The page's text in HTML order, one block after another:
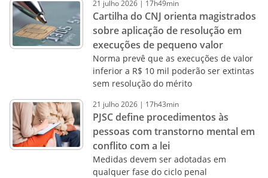
21 julho2026 | 17h49min
Cartilha do CNJ orienta magistrados
sobre aplicação de resolução em
execuções de pequeno valor
Norma prevê que as execuções de valor
inferior a R$ 10 mil poderão ser extintas
sem resolução do mérito
21 julho2026 | 17h43min
PJSC define procedimentos às
pessoas com transtorno mental em
conflito com a lei
Medidas devem ser adotadas em
qualquer fase do ciclo penal